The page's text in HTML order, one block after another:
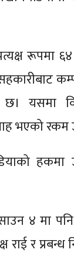
रूपमा
छ। यसमा
भएको
४ मा
राई र